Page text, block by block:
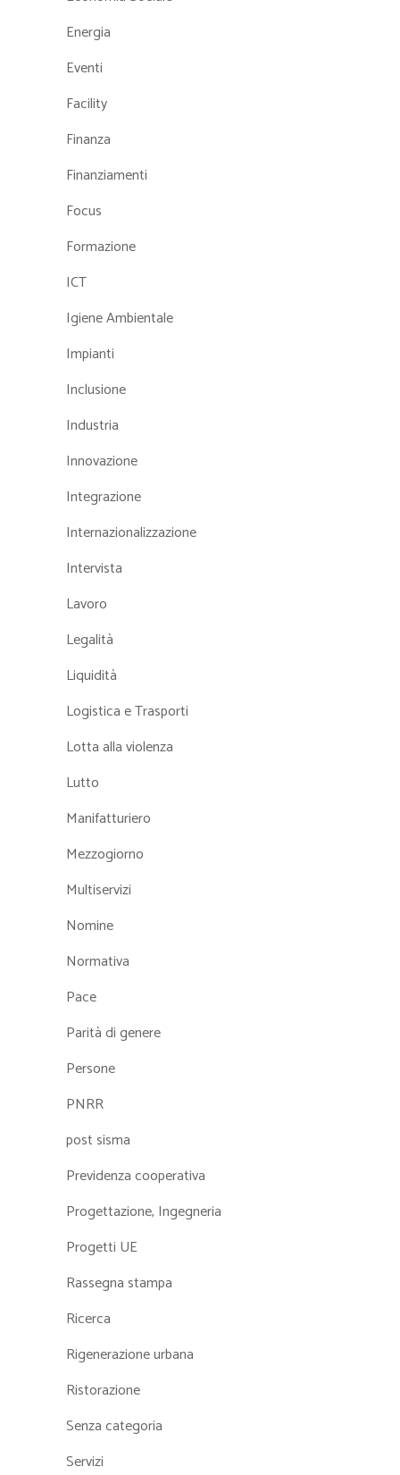
Energia
Eventi
Facility
Finanza
Finanziamenti
Focus
Formazione
ICT
Igiene Ambientale
Impianti
Inclusione
Industria
Innovazione
Integrazione
Internazionalizzazione
Intervista
Lavoro
Legalità
Liquidità
Logistica e Trasporti
Lotta alla violenza
Lutto
Manifatturiero
Mezzogiorno
Multiservizi
Nomine
Normativa
Pace
Parità di genere
Persone
PNRR
post sisma
Previdenza cooperativa
Progettazione, Ingegneria
Progetti UE
Rassegna stampa
Ricerca
Rigenerazione urbana
Ristorazione
Senza categoria
Servizi